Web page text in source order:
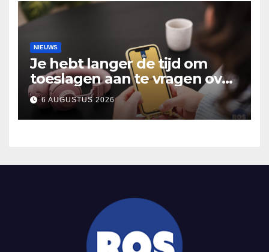
NIEUWS
Je hebt langer de tijd om
toeslagen aan te vragen over
2025
6 AUGUSTUS 2026